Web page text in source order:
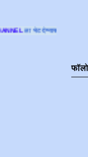
करा.